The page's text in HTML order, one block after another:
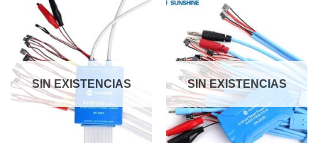
SIN EXISTENCIAS SIN EXISTENCIAS